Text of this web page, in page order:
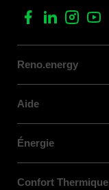
Reno.energy
Aide
Énergie
Confort Thermique